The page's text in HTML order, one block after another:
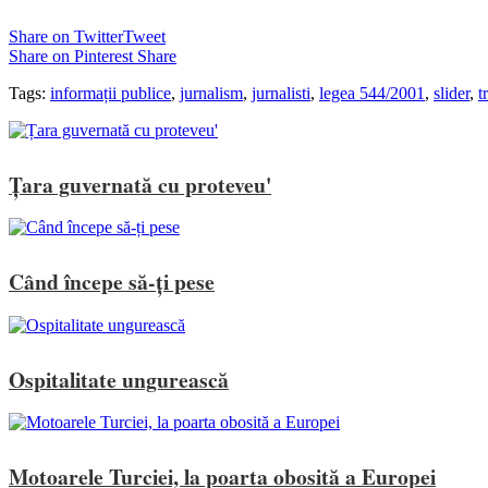
Share on TwitterTweet
Share on Pinterest Share
Tags: informații publice, jurnalism, jurnalisti, legea 544/2001 , slider,
Țara guvernată cu proteveu'
Când începe să-ți pese
Ospitalitate ungurească
Motoarele Turciei, la poarta obosită a Europei